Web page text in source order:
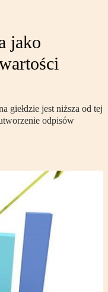
jako
giełdzie jest niższa od tej
odpisów